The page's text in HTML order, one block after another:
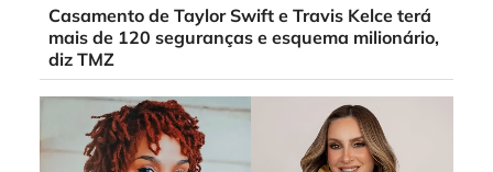
Casamento de Taylor Swift e Travis Kelce terá
mais de 120 seguranças e esquema milionário,
diz TMZ